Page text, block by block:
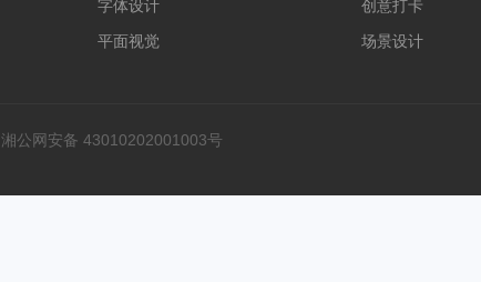
字体设计
平面视觉
创意打卡
场景设计
湘公网安备 43010202001003号